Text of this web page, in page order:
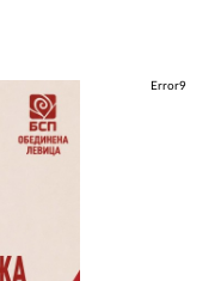
Error9